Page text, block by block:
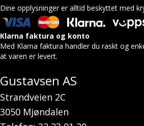
Dine opplysninger er alltid beskyttet med
Klarna faktura og konto
Med Klarna faktura handler du raskt og
at varen er levert.
Gustavsen AS
Strandveien 2C
3050 Mjøndalen